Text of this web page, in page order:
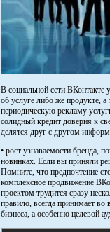
В социальной сети ВКонтакте
об услуге либо же продукте,
периодическую рекламу
солидный кредит доверия к
делятся друг с другом
• рост узнаваемости бренда,
новинках. Если вы приняли
Помните, что предпочтение
комплексное продвижение
проектом трудится сразу
правило, всегда принимает
бизнеса, а особенно целевой